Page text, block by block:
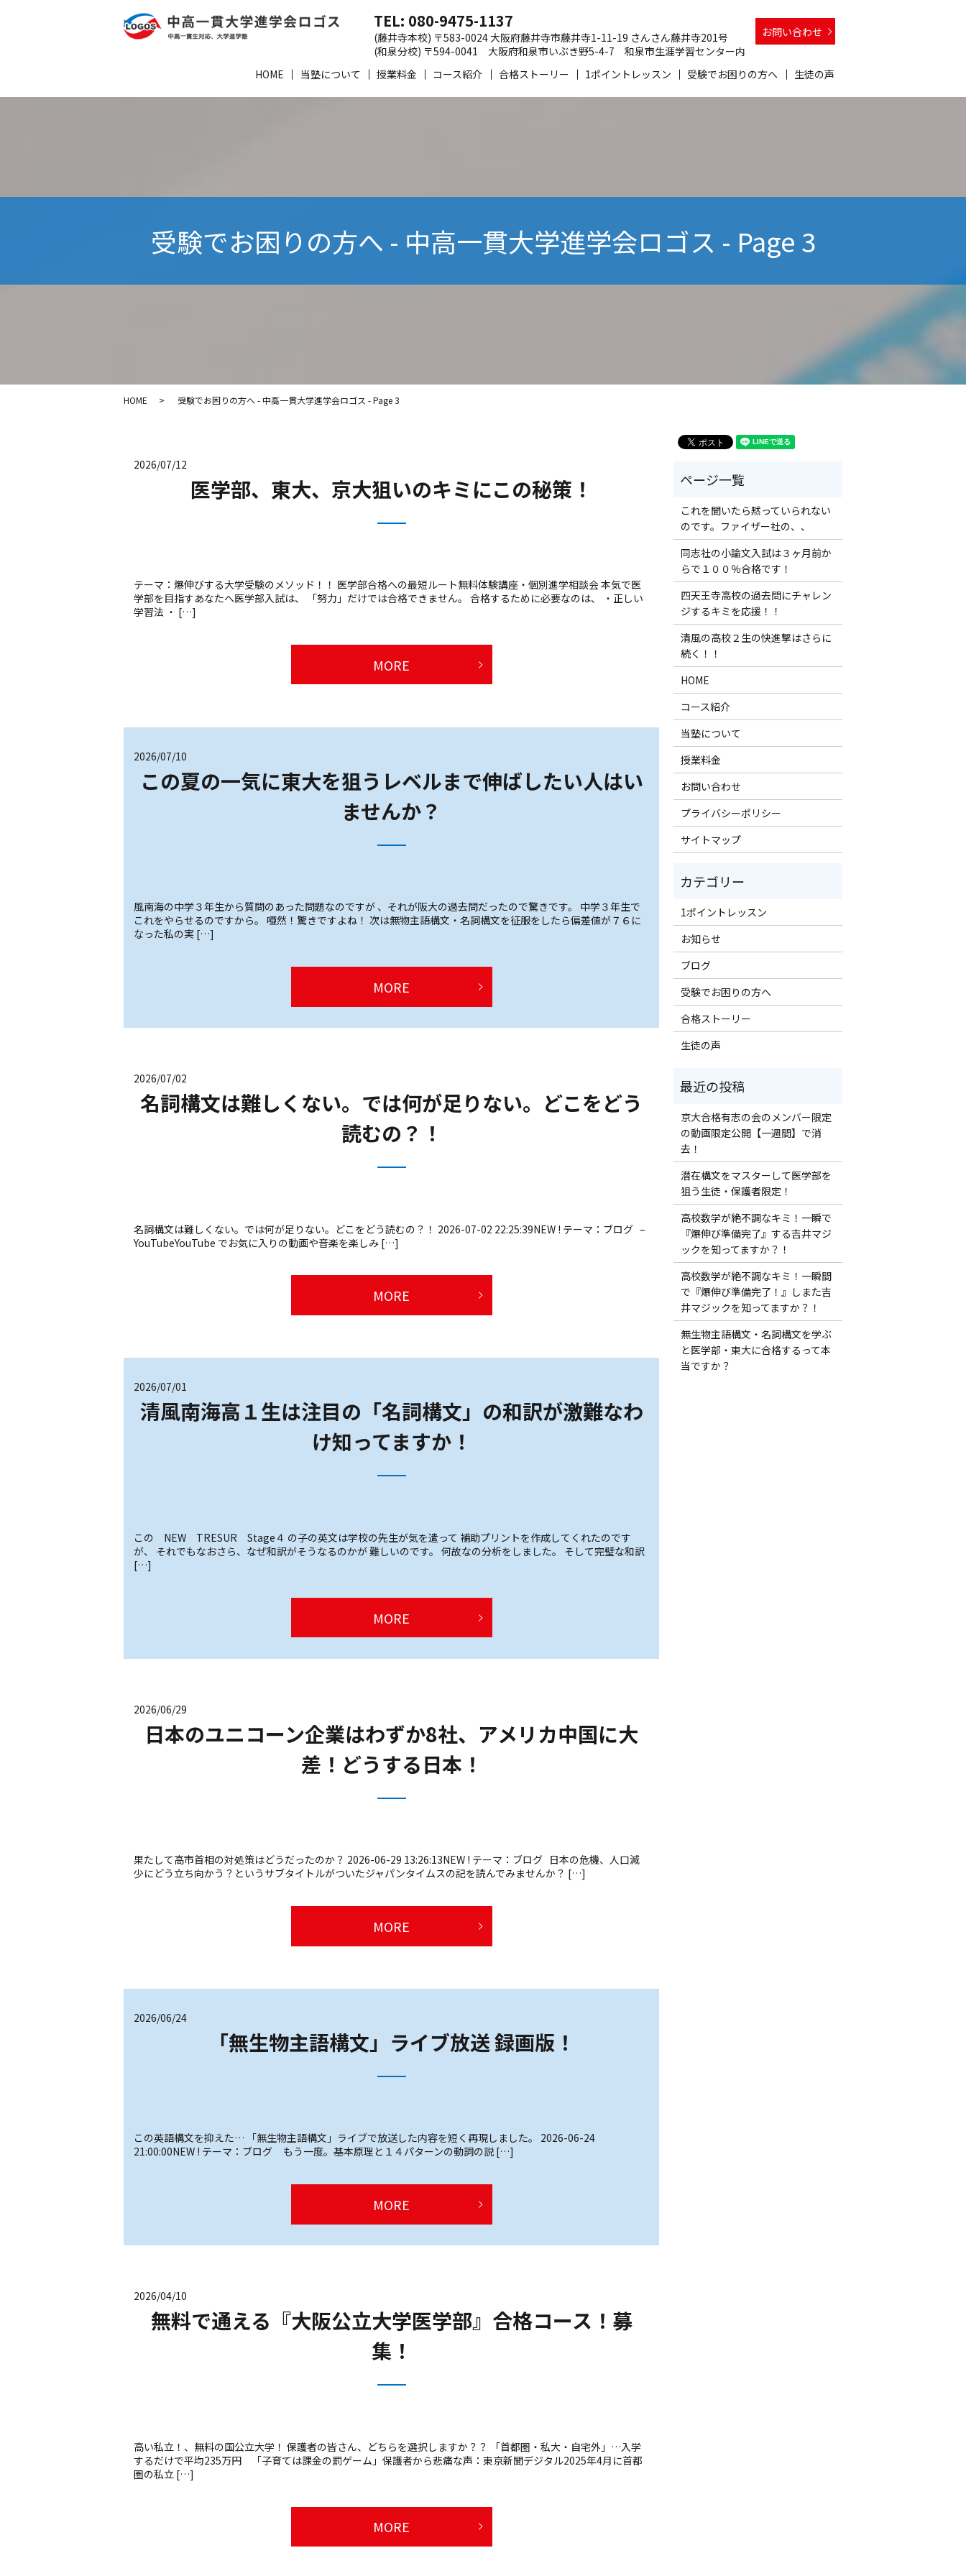
HOME 当塾について 授業料金 コース紹介 合格ストーリー 1ポイントレッスン 受験でお困りの方へ 生徒の声
TEL: 080-9475-1137
(藤井寺本校) 〒583-0024 大阪府藤井寺市藤井寺1-11-19 さんさん藤井寺201号
(和泉分校) 〒594-0041 大阪府和泉市いぶき野5-4-7 和泉市生涯学習センター内
お問い合わせ
受験でお困りの方へ - 中高一貫大学進学会ロゴス - Page 3
HOME 受験でお困りの方へ - 中高一貫大学進学会ロゴス - Page 3
2026/07/12
医学部、東大、京大狙いのキミにこの秘策！
テーマ：爆伸びする大学受験のメソッド！！ 医学部合格への最短ルート無料体験講座・個別進学相談会 本気で医
学部を目指すあなたへ医学部入試は、 「努力」だけでは合格できません。 合格するために必要なのは、 ・正しい
学習法 ・ […]
MORE
2026/07/10
この夏の一気に東大を狙うレベルまで伸ばしたい人はい
ませんか？
風南海の中学３年生から質問のあった問題なのですが 、それが阪大の過去問だったので驚きです。 中学３年生で
これをやらせるのですから。 唖然！驚きですよね！ 次は無物主語構文・名詞構文を征服をしたら偏差値が７６に
なった私の実 […]
MORE
2026/07/02
名詞構文は難しくない。では何が足りない。どこをどう
読むの？！
名詞構文は難しくない。では何が足りない。どこをどう読むの？！ 2026-07-02 22:25:39NEW ! テーマ：ブログ –
YouTubeYouTube でお気に入りの動画や音楽を楽しみ […]
MORE
2026/07/01
清風南海高１生は注目の「名詞構文」の和訳が激難なわ
け知ってますか！
この NEW TRESUR Stage４ の子の英文は学校の先生が気を遣って 補助プリントを作成してくれたのです
が、 それでもなおさら、なぜ和訳がそうなるのかが 難しいのです。 何故なの分析をしました。 そして完璧な和訳
[…]
MORE
2026/06/29
日本のユニコーン企業はわずか8社、アメリカ中国に大
差！どうする日本！
果たして高市首相の対処策はどうだったのか？ 2026-06-29 13:26:13NEW ! テーマ：ブログ 日本の危機、人口減
少にどう立ち向かう？というサブタイトルがついたジャパンタイムスの記を読んでみませんか？ […]
MORE
2026/06/24
「無生物主語構文」ライブ放送 録画版！
この英語構文を抑えた… 「無生物主語構文」ライブで放送した内容を短く再現しました。 2026-06-24
21:00:00NEW ! テーマ：ブログ もう一度。基本原理と１４パターンの動詞の説 […]
MORE
2026/04/10
無料で通える『大阪公立大学医学部』合格コース！募
集！
高い私立！、無料の国公立大学！ 保護者の皆さん、どちらを選択しますか？？ 「首都圏・私大・自宅外」…入学
するだけで平均235万円 「子育ては課金の罰ゲーム」保護者から悲痛な声：東京新聞デジタル2025年4月に首都
圏の私立 […]
MORE
これを聞いたら黙っていられない
のです。ファイザー社の、、
同志社の小論文入試は３ヶ月前か
らで１００％合格です！
四天王寺高校の過去問にチャレン
ジするキミを応援！！
清風の高校２生の快進撃はさらに
続く！！
HOME
コース紹介
当塾について
授業料金
お問い合わせ
プライバシーポリシー
サイトマップ
1ポイントレッスン
お知らせ
ブログ
受験でお困りの方へ
合格ストーリー
生徒の声
京大合格有志の会のメンバー限定
の動画限定公開【一週間】で消
去！
潜在構文をマスターして医学部を
狙う生徒・保護者限定！
高校数学が絶不調なキミ！一瞬で
『爆伸び準備完了』する吉井マジ
ックを知ってますか？！
高校数学が絶不調なキミ！一瞬間
で『爆伸び準備完了！』しまた吉
井マジックを知ってますか？！
無生物主語構文・名詞構文を学ぶ
と医学部・東大に合格するって本
当ですか？